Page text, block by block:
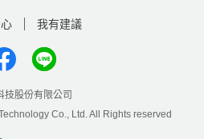
我有建議
技股份有限公司
Co., Ltd. All Rights reserved